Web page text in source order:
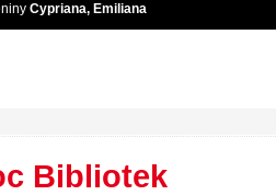
Cypriana, Emiliana
Bibliotek